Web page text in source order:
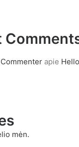
apie
mėn.